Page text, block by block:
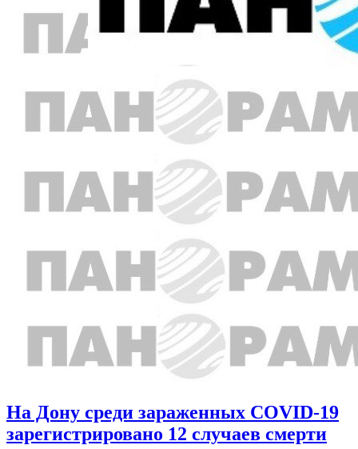
На Дону среди зараженных COVID-19
зарегистрировано 12 случаев смерти